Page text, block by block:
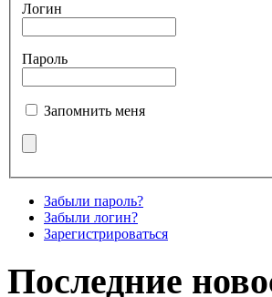
Логин
Пароль
Запомнить меня
Забыли пароль?
Забыли логин?
Зарегистрироваться
Последние